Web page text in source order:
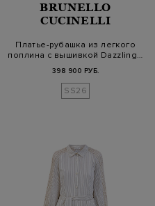
BRUNELLO
CUCINELLI
Платье-рубашка из легкого
поплина с вышивкой Dazzling…
398 900 РУБ.
SS26